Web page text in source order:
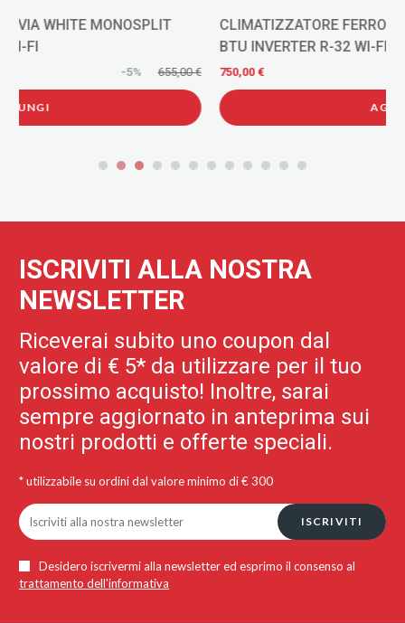
CLIMATIZZATORE FERROLI GIADA MONOSPLIT 24000
BTU INVERTER R-32 WI-FI
AGGIUNGI
ISCRIVITI ALLA NOSTRA
NEWSLETTER
Riceverai subito uno coupon dal
valore di € 5* da utilizzare per il tuo
prossimo acquisto! Inoltre, sarai
sempre aggiornato in anteprima sui
nostri prodotti e offerte speciali.
* utilizzabile su ordini dal valore minimo di € 300
ISCRIVITI
Desidero iscrivermi alla newsletter ed esprimo il consenso al
trattamento dell'informativa